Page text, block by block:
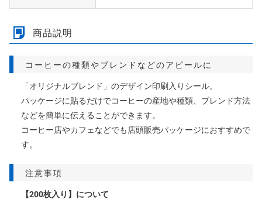
商品説明
コーヒーの種類やブレンドなどのアピールに
「オリジナルブレンド」のデザイン印刷入りシール。
パッケージに貼るだけでコーヒーの産地や種類、ブレンド方法
などを簡単に伝えることができます。
コーヒー店やカフェなどでも店頭販売パッケージにおすすめで
す。
注意事項
【200枚入り】について